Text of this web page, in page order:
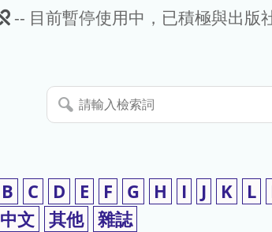
此
使
用
-- 目前暫停使用中，已積極與出版
請
輸
索
詞
B C D E F G H I J K L
中文 其他 雜誌